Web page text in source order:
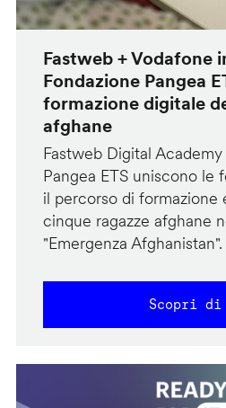
Fastweb + Vodafone
Fondazione Pangea
formazione digitale
afghane
Fastweb Digital
Pangea ETS uniscono le
il percorso di formazione
cinque ragazze afghane
"Emergenza Afghanistan".
Scopri di